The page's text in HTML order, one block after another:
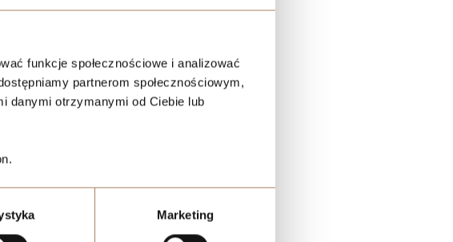
funkcje społecznościowe i analizować
partnerom społecznościowym,
danymi otrzymanymi od Ciebie lub
Marketing
gratis!*